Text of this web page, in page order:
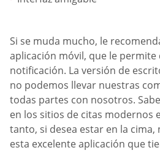
Si se muda mucho, le
aplicación móvil, que le
notificación. La versión de
no podemos llevar nuestras
todas partes con nosotros.
en los sitios de citas modernos
tanto, si desea estar en la
esta excelente aplicación que